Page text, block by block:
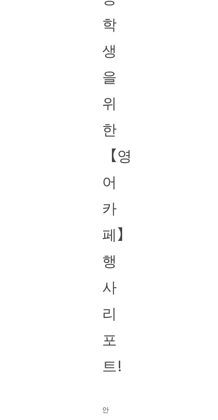
학
생
을
위
한
【영
어
카
페】
행
사
리
포
트!
안